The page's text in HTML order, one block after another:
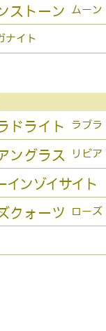
ムーン
ナイト
ラブラ
リビア
ローズ